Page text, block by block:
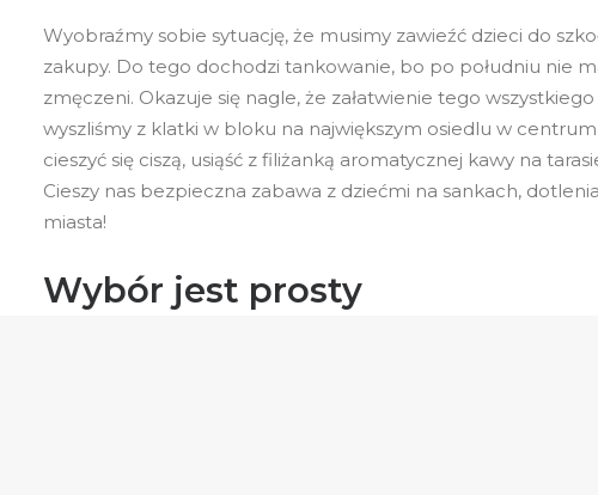
Wyobraźmy sobie sytuację, że musimy zawieźć dzieci do
zakupy. Do tego dochodzi tankowanie, bo po południu nie
zmęczeni. Okazuje się nagle, że załatwienie tego
wyszliśmy z klatki w bloku na największym osiedlu w
cieszyć się ciszą, usiąść z filiżanką aromatycznej kawy na
Cieszy nas bezpieczna zabawa z dziećmi na sankach,
miasta!
Wybór jest prosty